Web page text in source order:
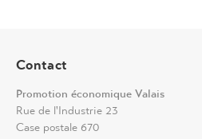
Contact
Promotion économique Valais
Rue de l'Industrie 23
Case postale 670